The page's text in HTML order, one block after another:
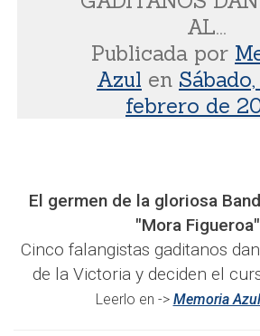
AL...
Publicada por
Azul en
febrero de
El germen de la gloriosa
"Mora Figueroa"
Cinco falangistas gaditanos
de la Victoria y deciden el
Leerlo en -> Memoria Azul